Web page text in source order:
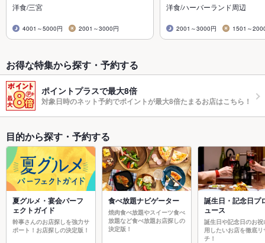
洋食/三宮
4001～5000円 2001～3000円
洋食/ハーバーランド周辺
2001～3000円 1501～
お得な特集から探す・予約する
ポイントプラスで最大8倍
対象日時のネット予約でポイントが最大8倍たまるお店はこちら！
目的から探す・予約する
夏グルメ・宴会パーフ
ェクトガイド
幹事さんのお店探しを強力サ
ポート！お店探しの決定版！
食べ放題ナビゲーター
焼肉食べ放題やスイーツ食べ
放題など食べ放題お店探しの
決定版！
誕生日・記念日プ
ュース
誕生日や記念日のお祝
用したいお店を徹底リ
チ！